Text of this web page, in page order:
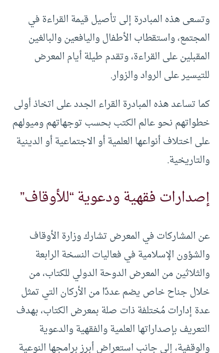
وتسعى هذه المبادرة إلى تأصيل قيمة القراءة في
المجتمع، واستقطاب الأطفال واليافعين والبالغين
المقبلين على القراءة، وتقدم طيلة أيام المعرض
للتيسير على الرواد والزوار.
كما تساعد هذه المبادرة القراء الجدد على اتخاذ أولى
خطواتهم نحو عالم الكتب بحسب توجهاتهم وميولهم
على اختلاف أنواعها العلمية أو الاجتماعية أو الدينية
والتاريخية.
إصدارات فقهية ودعوية “للأوقاف”
عن المشاركات في المعرض تشارك وزارة الأوقاف
والشؤون الإسلامية في فعاليات النسخة الرابعة
والثلاثين من المعرض الدوحة الدولي للكتاب، من
خلال جناح خاص يضم عددًا من الأركان التي تمثل
عدة إدارات مُختلفة ذات صلة بمعرض الكتاب، بهدف
التعريف بإصداراتها العلمية والفقهية والدعوية
والوقفية، إلى جانب استعراض أبرز برامجها النوعية